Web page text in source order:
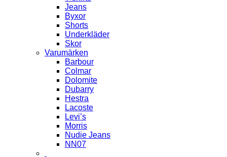
Jeans
Byxor
Shorts
Underkläder
Skor
Varumärken
Barbour
Colmar
Dolomite
Dubarry
Hestra
Lacoste
Levi’s
Morris
Nudie Jeans
NN07